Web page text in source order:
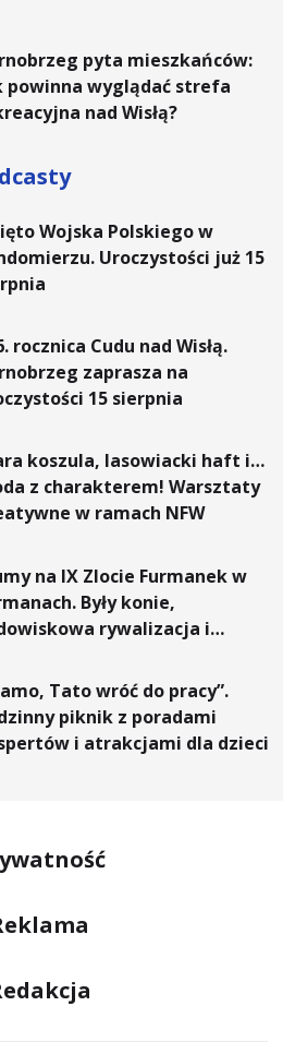
pyta mieszkańców:
powinna wyglądać strefa
nad Wisłą?
Wojska Polskiego w
Uroczystości już 15
rocznica Cudu nad Wisłą.
zaprasza na
15 sierpnia
koszula, lasowiacki haft i…
z charakterem! Warsztaty
w ramach NFW
na IX Zlocie Furmanek w
Były konie,
rywalizacja i
Tato wróć do pracy”.
piknik z poradami
i atrakcjami dla dzieci